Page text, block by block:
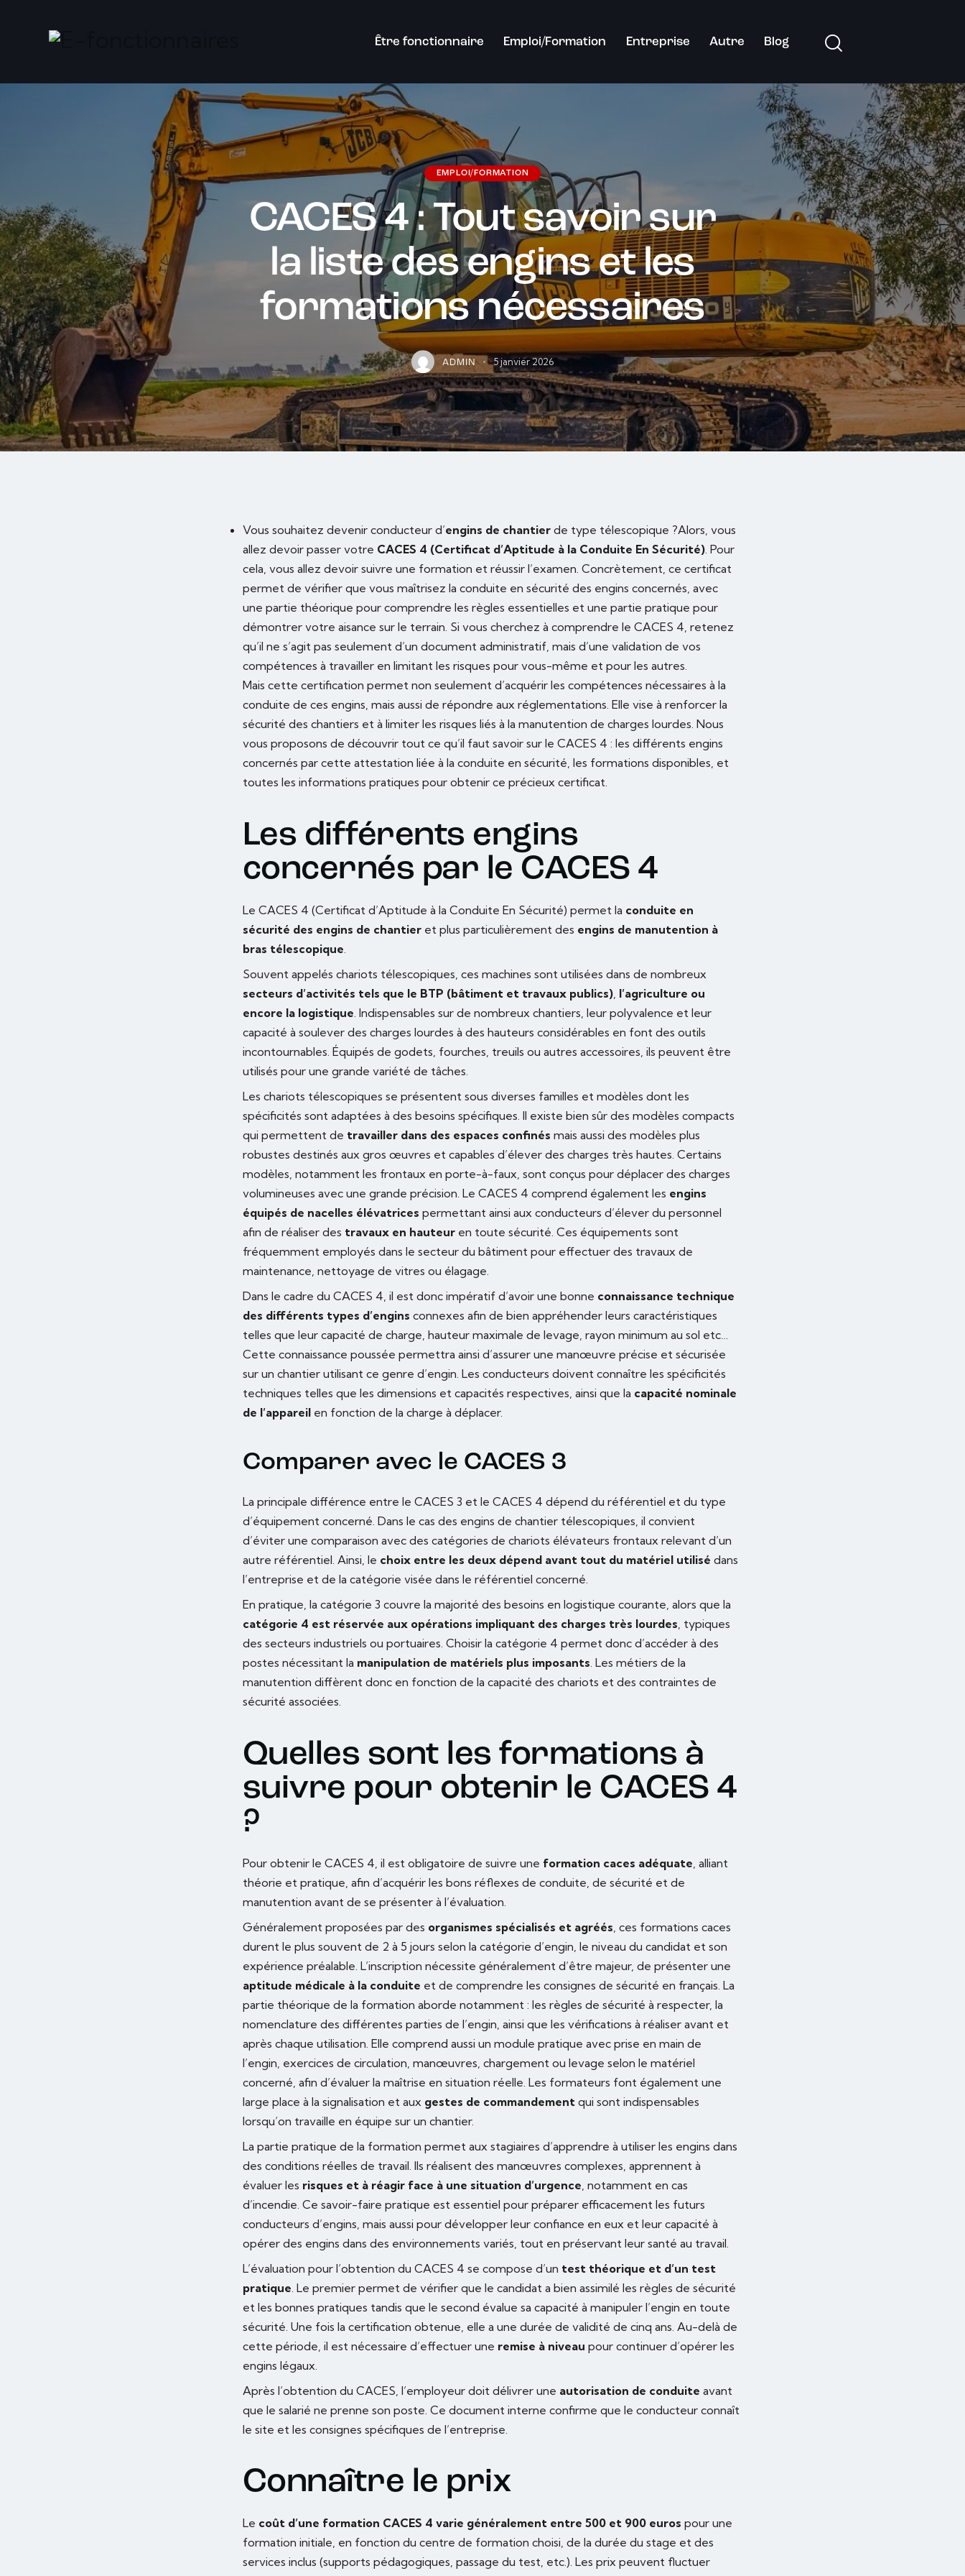
Être fonctionnaire Emploi/Formation Entreprise Autre Blog
EMPLOI/FORMATION
CACES 4 : Tout savoir sur
la liste des engins et les
formations nécessaires
ADMIN 5 janvier 2026
Vous souhaitez devenir conducteur d’engins de chantierde type télescopique ?Alors, vous
allez devoir passer votre CACES 4 (Certificat d’Aptitude à la Conduite En Sécurité). Pour
cela, vous allez devoir suivre une formation et réussir l’examen. Concrètement, ce certificat
permet de vérifier que vous maîtrisez la conduite en sécurité des engins concernés, avec
une partie théorique pour comprendre les règles essentielles et une partie pratique pour
démontrer votre aisance sur le terrain. Si vous cherchez à comprendre le CACES 4, retenez
qu’il ne s’agit pas seulement d’un document administratif, mais d’une validation de vos
compétences à travailler en limitant les risques pour vous-même et pour les autres.
Mais cette certification permet non seulement d’acquérir les compétences nécessaires à la
conduite de ces engins, mais aussi de répondre aux réglementations. Elle vise à renforcer la
sécurité des chantiers et à limiter les risques liés à la manutention de charges lourdes. Nous
vous proposons de découvrir tout ce qu’il faut savoir sur le CACES 4 : les différents engins
concernés par cette attestation liée à la conduite en sécurité, les formations disponibles, et
toutes les informations pratiques pour obtenir ce précieux certificat.
Les différents engins
concernés par le CACES 4
Le CACES 4 (Certificat d’Aptitude à la Conduite En Sécurité) permet la conduite en
sécurité des engins de chantieret plus particulièrement des engins de manutention à
bras télescopique
Souvent appelés chariots télescopiques, ces machines sont utilisées dans de nombreux
secteurs d’activités tels que le BTP (bâtiment et travaux publics), l’agriculture ou
encore la logistique . Indispensables sur de nombreux chantiers, leur polyvalence et leur
capacité à soulever des charges lourdes à des hauteurs considérables en font des outils
incontournables. Équipés de godets, fourches, treuils ou autres accessoires, ils peuvent être
utilisés pour une grande variété de tâches.
Les chariots télescopiques se présentent sous diverses familles et modèles dont les
spécificités sont adaptées à des besoins spécifiques. Il existe bien sûr des modèles compacts
qui permettent de travailler dans des espaces confinés mais aussi des modèles plus
robustes destinés aux gros œuvres et capables d’élever des charges très hautes. Certains
modèles, notamment les frontaux en porte-à-faux, sont conçus pour déplacer des charges
volumineuses avec une grande précision. Le CACES 4 comprend également les engins
équipés de nacelles élévatrices permettant ainsi aux conducteurs d’élever du personnel
afin de réaliser des travaux en hauteuren toute sécurité. Ces équipements sont
fréquemment employés dans le secteur du bâtiment pour effectuer des travaux de
maintenance, nettoyage de vitres ou élagage.
Dans le cadre du CACES 4, il est donc impératif d’avoir une bonne connaissance technique
des différents types d’engins connexes afin de bien appréhender leurs caractéristiques
telles que leur capacité de charge, hauteur maximale de levage, rayon minimum au sol etc…
Cette connaissance poussée permettra ainsi d’assurer une manœuvre précise et sécurisée
sur un chantier utilisant ce genre d’engin. Les conducteurs doivent connaître les spécificités
techniques telles que les dimensions et capacités respectives, ainsi que la capacité nominale
de l’appareilen fonction de la charge à déplacer.
Comparer avec le CACES 3
La principale différence entre le CACES 3 et le CACES 4 dépend du référentiel et du type
d’équipement concerné. Dans le cas des engins de chantier télescopiques, il convient
d’éviter une comparaison avec des catégories de chariots élévateurs frontaux relevant d’un
autre référentiel. Ainsi, le choix entre les deux dépend avant tout du matériel utilisé dans
l’entreprise et de la catégorie visée dans le référentiel concerné.
En pratique, la catégorie 3 couvre la majorité des besoins en logistique courante, alors que la
catégorie 4 est réservée aux opérations impliquant des charges très lourdes, typiques
des secteurs industriels ou portuaires. Choisir la catégorie 4 permet donc d’accéder à des
postes nécessitant la manipulation de matériels plus imposants. Les métiers de la
manutention diffèrent donc en fonction de la capacité des chariots et des contraintes de
sécurité associées.
Quelles sont les formations à
suivre pour obtenir le CACES 4
?
Pour obtenir le CACES 4, il est obligatoire de suivre une formation caces adéquate , alliant
théorie et pratique, afin d’acquérir les bons réflexes de conduite, de sécurité et de
manutention avant de se présenter à l’évaluation.
Généralement proposées par des organismes spécialisés et agréés , ces formations caces
durent le plus souvent de 2 à 5 jours selon la catégorie d’engin, le niveau du candidat et son
expérience préalable. L’inscription nécessite généralement d’être majeur, de présenter une
aptitude médicale à la conduite et de comprendre les consignes de sécurité en français. La
partie théorique de la formation aborde notamment : les règles de sécurité à respecter, la
nomenclature des différentes parties de l’engin, ainsi que les vérifications à réaliser avant et
après chaque utilisation. Elle comprend aussi un module pratique avec prise en main de
l’engin, exercices de circulation, manœuvres, chargement ou levage selon le matériel
concerné, afin d’évaluer la maîtrise en situation réelle. Les formateurs font également une
large place à la signalisation et aux gestes de commandementqui sont indispensables
lorsqu’on travaille en équipe sur un chantier.
La partie pratique de la formation permet aux stagiaires d’apprendre à utiliser les engins dans
des conditions réelles de travail. Ils réalisent des manœuvres complexes, apprennent à
évaluer les risques et à réagir face à une situation d’urgence , notamment en cas
d’incendie. Ce savoir-faire pratique est essentiel pour préparer efficacement les futurs
conducteurs d’engins, mais aussi pour développer leur confiance en eux et leur capacité à
opérer des engins dans des environnements variés, tout en préservant leur santé au travail.
L’évaluation pour l’obtention du CACES 4 se compose d’un test théorique et d’un test
pratique . Le premier permet de vérifier que le candidat a bien assimilé les règles de sécurité
et les bonnes pratiques tandis que le second évalue sa capacité à manipuler l’engin en toute
sécurité. Une fois la certification obtenue, elle a une durée de validité de cinq ans. Au-delà de
cette période, il est nécessaire d’effectuer une remise à niveau pour continuer d’opérer les
engins légaux.
Après l’obtention du CACES, l’employeur doit délivrer une autorisation de conduite avant
que le salarié ne prenne son poste. Ce document interne confirme que le conducteur connaît
le site et les consignes spécifiques de l’entreprise.
Connaître le prix
Le coût d’une formation CACES 4 varie généralement entre 500 et 900 euros pour une
formation initiale, en fonction du centre de formation choisi, de la durée du stage et des
services inclus (supports pédagogiques, passage du test, etc.). Les prix peuvent fluctuer